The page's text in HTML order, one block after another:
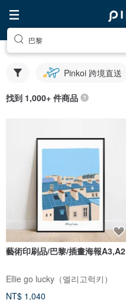
巴黎
Pinkoi 跨境直送
找到 1,000+ 件商品
藝術印刷品/巴黎/插畫海報A3,A2
Ellie go lucky（엘리고럭키）
NT$ 1,040